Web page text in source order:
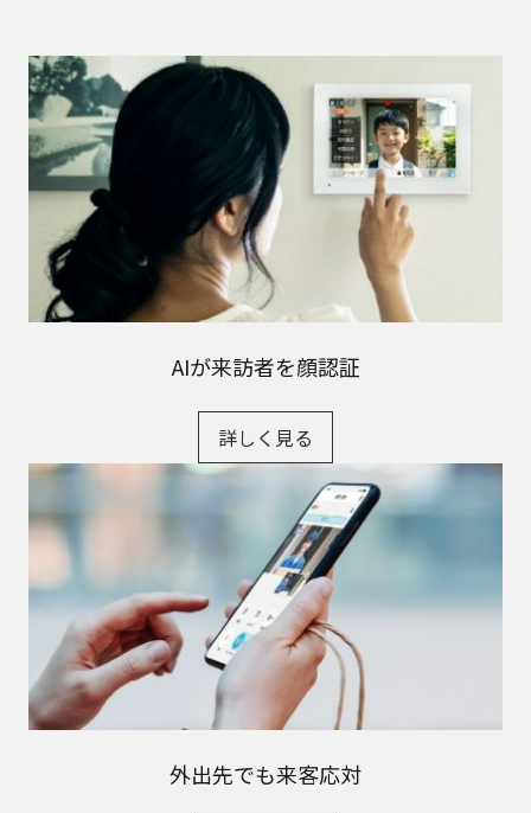
AIが来訪者を顔認証
詳しく見る
外出先でも来客応対